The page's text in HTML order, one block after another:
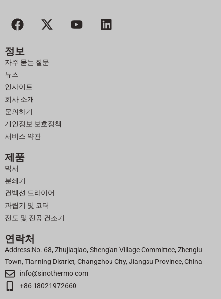
F
a
e
b
o
o
k
X
-
터
유
튜
링
크
정보
자주 묻는 질문
뉴스
인사이트
회사 소개
문의하기
개인정보 보호정책
서비스 약관
제품
믹서
분쇄기
컨벡션 드라이어
과립기 및 코터
전도 및 진공 건조기
연락처
Address:No. 68, Zhujiaqiao, Sheng'an Village Committee, Zhenglu
Town, Tianning District, Changzhou City, Jiangsu Province, China
info@sinothermo.com
+86 18021972660